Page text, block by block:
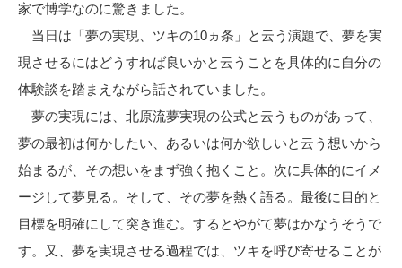
家で博学なのに驚きました。
当日は「夢の実現、ツキの10ヵ条」と云う演題で、夢を実
現させるにはどうすれば良いかと云うことを具体的に自分の
体験談を踏まえながら話されていました。
夢の実現には、北原流夢実現の公式と云うものがあって、
夢の最初は何かしたい、あるいは何か欲しいと云う想いから
始まるが、その想いをまず強く抱くこと。次に具体的にイメ
ージして夢見る。そして、その夢を熱く語る。最後に目的と
目標を明確にして突き進む。するとやがて夢はかなうそうで
す。又、夢を実現させる過程では、ツキを呼び寄せることが